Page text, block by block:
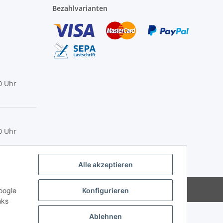
Uhr
Uhr
Bezahlvarianten
Powered by
Alle akzeptieren
Konfigurieren
Ablehnen